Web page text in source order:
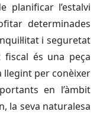
planificar l’estalvi
determinades
i seguretat
és una peça
llegint per conèixer
en l’àmbit
la seva naturalesa